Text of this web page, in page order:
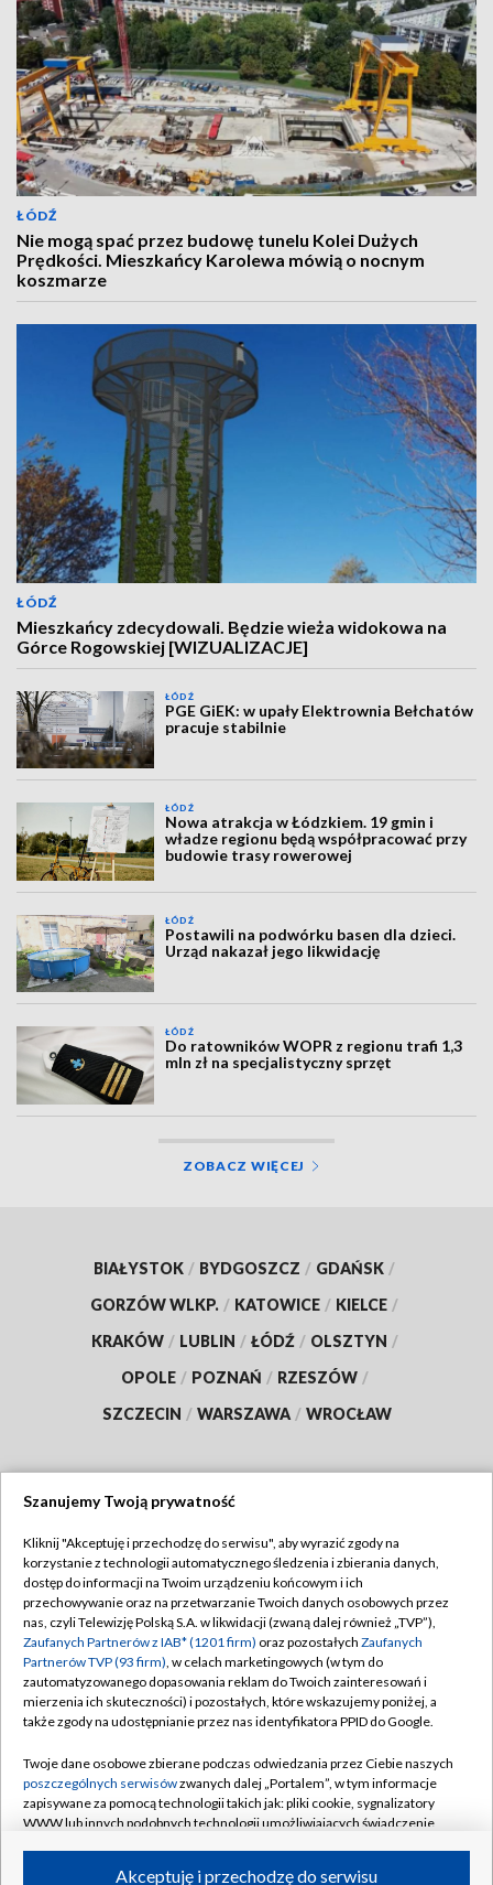
ŁÓDŹ
Nie mogą spać przez budowę tunelu Kolei Dużych
Prędkości. Mieszkańcy Karolewa mówią o nocnym
koszmarze
ŁÓDŹ
Mieszkańcy zdecydowali. Będzie wieża widokowa na
Górce Rogowskiej [WIZUALIZACJE]
ŁÓDŹ
PGE GiEK: w upały Elektrownia Bełchatów
pracuje stabilnie
ŁÓDŹ
Nowa atrakcja w Łódzkiem. 19 gmin i
władze regionu będą współpracować przy
budowie trasy rowerowej
ŁÓDŹ
Postawili na podwórku basen dla dzieci.
Urząd nakazał jego likwidację
ŁÓDŹ
Do ratowników WOPR z regionu trafi 1,3
mln zł na specjalistyczny sprzęt
ZOBACZ WIĘCEJ
BIAŁYSTOK / BYDGOSZCZ / GDAŃSK /
GORZÓW WLKP. / KATOWICE / KIELCE /
KRAKÓW / LUBLIN / ŁÓDŹ / OLSZTYN /
OPOLE / POZNAŃ / RZESZÓW /
SZCZECIN / WARSZAWA / WROCŁAW
TVP
Abonament TVP
Emisja w TVP
Centrum informacji TVP
Naziemna Telewizja Cyfrowa
Rada Programowa
System NOS
Informacje o nadawcy
Regulamin TVP
Polityka prywatności
Moje zgody
Pomoc
Kontakt
Kanały
Szanujemy Twoją prywatność
Kliknij "Akceptuję i przechodzę do serwisu", aby wyrazić zgody na
korzystanie z technologii automatycznego śledzenia i zbierania danych,
dostęp do informacji na Twoim urządzeniu końcowym i ich
przechowywanie oraz na przetwarzanie Twoich danych osobowych przez
nas, czyli Telewizję Polską S.A. w likwidacji (zwaną dalej również „TVP”),
Zaufanych Partnerów z IAB* (1201 firm) oraz pozostałych Zaufanych
Partnerów TVP (93 firm), w celach marketingowych (w tym do
zautomatyzowanego dopasowania reklam do Twoich zainteresowań i
mierzenia ich skuteczności) i pozostałych, które wskazujemy poniżej, a
także zgody na udostępnianie przez nas identyfikatora PPID do Google.
Twoje dane osobowe zbierane podczas odwiedzania przez Ciebie naszych
poszczególnych serwisówzwanych dalej „Portalem”, w tym informacje
zapisywane za pomocą technologii takich jak: pliki cookie, sygnalizatory
WWW lub innych podobnych technologii umożliwiających świadczenie
Akceptuję i przechodzę do serwisu